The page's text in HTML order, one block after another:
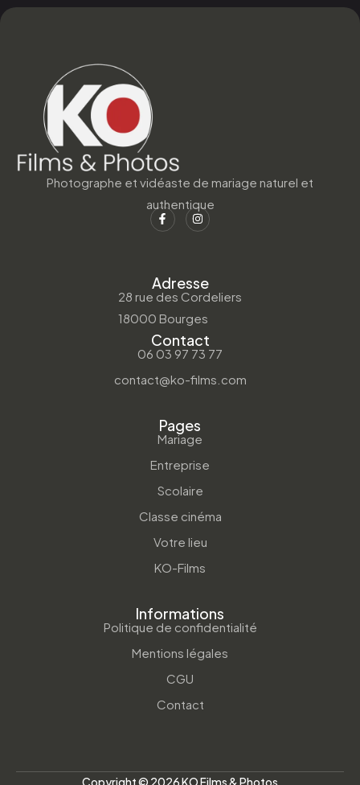
Photographe et vidéaste de mariage naturel et
authentique
Adresse
28 rue des Cordeliers
18000 Bourges
Contact
06 03 97 73 77
contact@ko-films.com
Pages
Mariage
Entreprise
Scolaire
Classe cinéma
Votre lieu
KO-Films
Informations
Politique de confidentialité
Mentions légales
CGU
Contact
Copyright © 2026 KO Films & Photos